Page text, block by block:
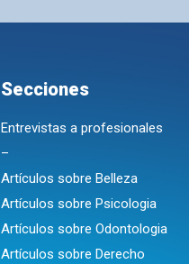
Secciones
Entrevistas a profesionales
–
Artículos sobre Belleza
Artículos sobre Psicologia
Artículos sobre Odontologia
Artículos sobre Derecho